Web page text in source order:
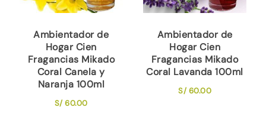
Ambientador de
Hogar Cien
Fragancias Mikado
Coral Canela y
Naranja 100ml
S/60.00
Ambientador de
Hogar Cien
Fragancias Mikado
Coral Lavanda 100ml
S/60.00